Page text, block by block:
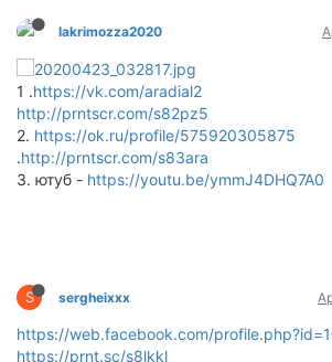
lakrimozza2020
1 .https://vk.com/aradial2
http://prntscr.com/s82pz5
2. https://ok.ru/profile/575920305875
.http://prntscr.com/s83ara
3. ютуб - https://youtu.be/ymmJ4DHQ7A0
S sergheixxx
https://web.facebook.com/
https://prnt.sc/s8lkkl